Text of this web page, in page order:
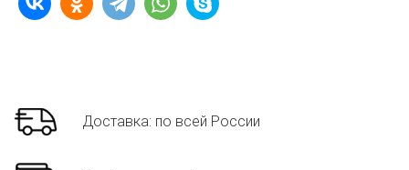
Доставка: по всей России